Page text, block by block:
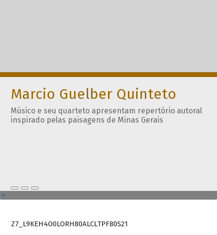
Marcio Guelber Quinteto
Músico e seu quarteto apresentam repertório autoral
inspirado pelas paisagens de Minas Gerais
Z7_L9KEH4O0LORH80ALCLTPF80S21